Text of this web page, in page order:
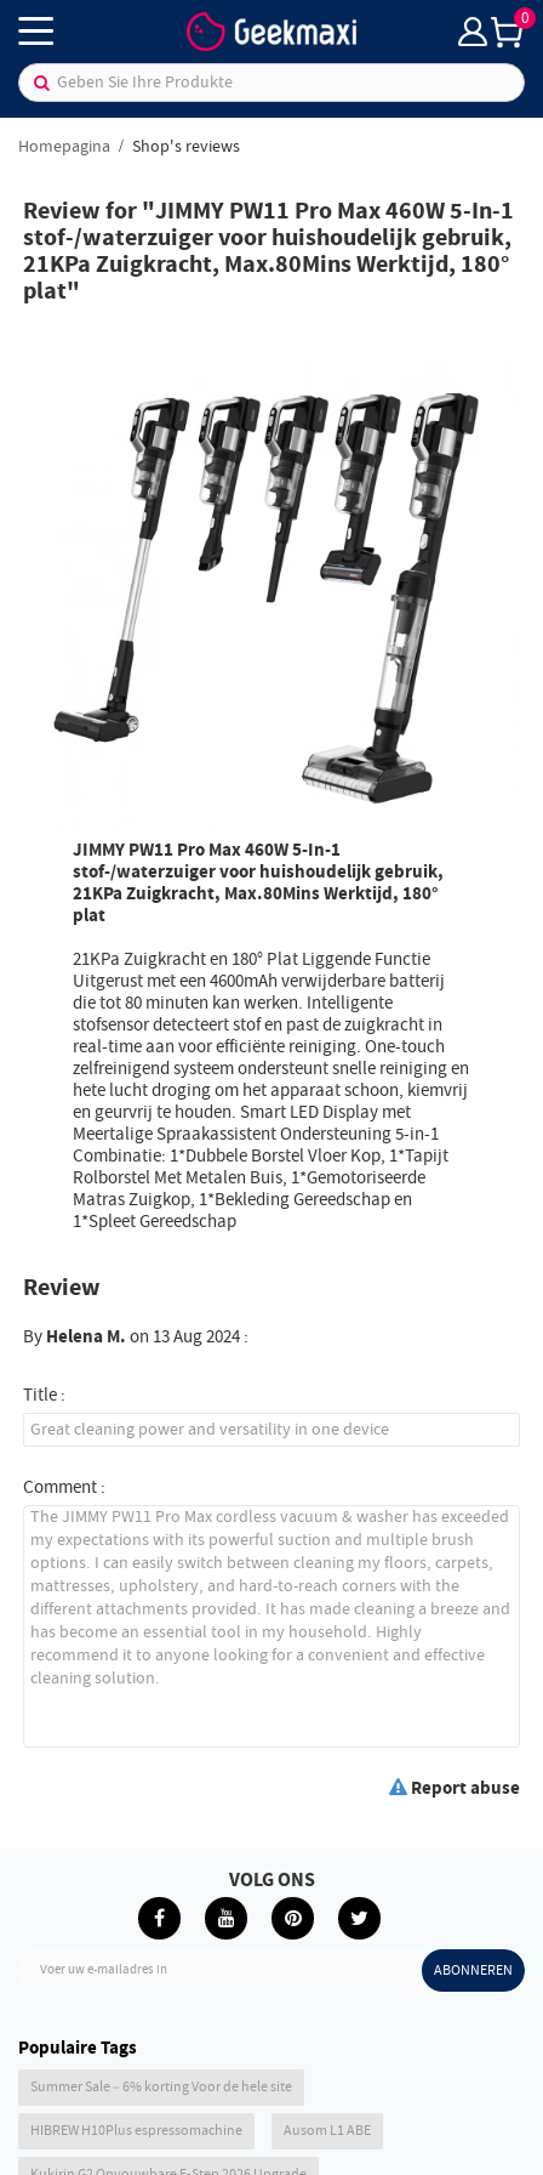
0
Homepagina Shop's reviews
Review for "JIMMY PW11 Pro Max 460W 5-In-1
stof-/waterzuiger voor huishoudelijk gebruik,
21KPa Zuigkracht, Max.80Mins Werktijd, 180°
plat"
JIMMY PW11 Pro Max 460W 5-In-1
stof-/waterzuiger voor huishoudelijk gebruik,
21KPa Zuigkracht, Max.80Mins Werktijd, 180°
plat
21KPa Zuigkracht en 180° Plat Liggende Functie
Uitgerust met een 4600mAh verwijderbare batterij
die tot 80 minuten kan werken. Intelligente
stofsensor detecteert stof en past de zuigkracht in
real-time aan voor efficiënte reiniging. One-touch
zelfreinigend systeem ondersteunt snelle reiniging en
hete lucht droging om het apparaat schoon, kiemvrij
en geurvrij te houden. Smart LED Display met
Meertalige Spraakassistent Ondersteuning 5-in-1
Combinatie: 1*Dubbele Borstel Vloer Kop, 1*Tapijt
Rolborstel Met Metalen Buis, 1*Gemotoriseerde
Matras Zuigkop, 1*Bekleding Gereedschap en
1*Spleet Gereedschap
Review
ByHelena M.on 13 Aug 2024 :
Title :
Comment :
Report abuse
Voer uw e-mailadres in ABONNEREN
VOLG ONS
Populaire Tags
Summer Sale – 6% korting Voor de hele site
HIBREW H10Plus espressomachine Ausom L1 ABE